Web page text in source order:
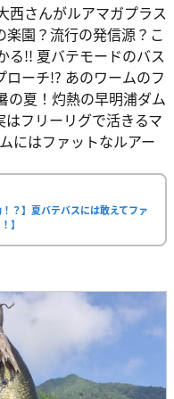
西さんがルアマガプラス
園？流行の発信源？こ
る!! 夏バテモードのバス
ローチ!? あのワームのフ
の夏！灼熱の早明浦ダム
フリーリグで活きるマ
にはファットなルアー
？】夏バテバスには敢えてファ
】